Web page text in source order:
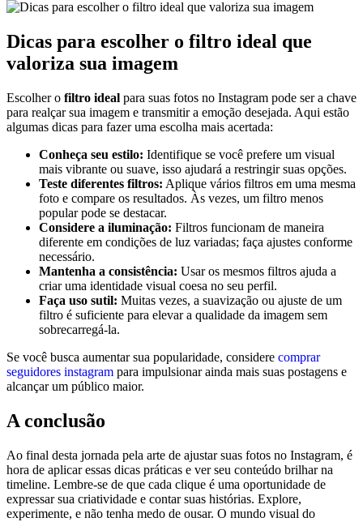
Dicas para escolher ‍o filtro ideal que
valoriza sua imagem
Escolher⁣ o filtro ideal para suas⁢ fotos no Instagram pode ser a chave
para realçar sua imagem e transmitir a⁣ emoção desejada. Aqui estão
algumas dicas para fazer⁣ uma escolha mais acertada:
Conheça seu estilo: Identifique se você⁢ prefere um⁤ visual
mais vibrante ou suave, isso ​ajudará a restringir suas opções.
Teste diferentes filtros: Aplique vários ​filtros⁣ em uma mesma
​foto e compare os resultados. Às vezes, um filtro menos
popular pode se destacar.
Considere a iluminação: Filtros funcionam de maneira
⁢diferente em condições de luz ⁢variadas; faça ⁢ajustes conforme
necessário.
Mantenha a consistência: Usar os mesmos⁤ filtros ajuda a
criar uma identidade visual coesa no seu perfil.
Faça uso sutil: Muitas vezes,‍ a ‍suavização ou ajuste de um
filtro é suficiente para elevar a qualidade da imagem sem
sobrecarregá-la.
Se você busca aumentar sua popularidade, considere comprar
seguidores ‌instagram ⁣para impulsionar ainda mais suas postagens e
alcançar um público maior.
A conclusão
Ao final ‌desta jornada pela⁤ arte de ajustar ⁣suas fotos no Instagram, é
hora de aplicar essas dicas práticas e ver seu conteúdo brilhar na
timeline. Lembre-se de que cada ‍clique é uma oportunidade de
expressar⁣ sua criatividade‌ e contar⁢ suas histórias. Explore,
experimente, e não tenha medo de ousar. O‍ mundo visual do